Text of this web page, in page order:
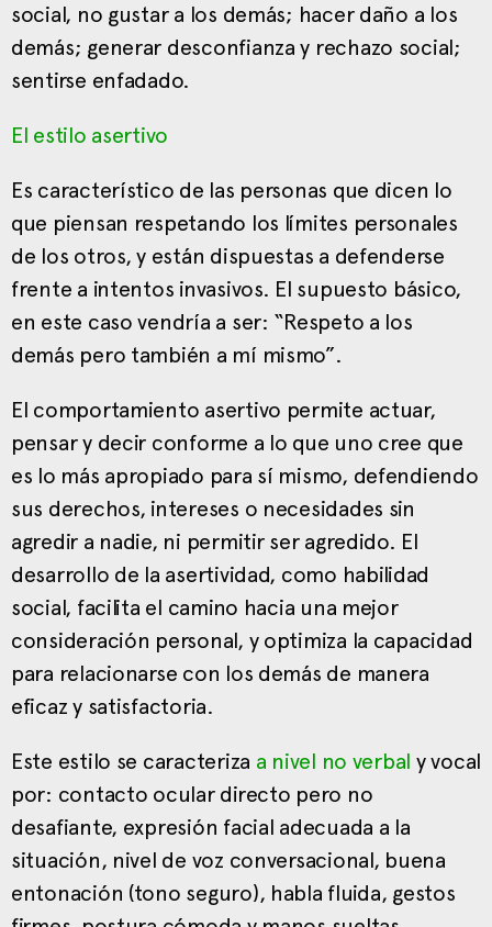
social, no gustar a los demás; hacer daño a los
demás; generar desconfianza y rechazo social;
sentirse enfadado.
El estilo asertivo
Es característico de las personas que dicen lo
que piensan respetando los límites personales
de los otros, y están dispuestas a defenderse
frente a intentos invasivos. El supuesto básico,
en este caso vendría a ser: “Respeto a los
demás pero también a mí mismo”.
El comportamiento asertivo permite actuar,
pensar y decir conforme a lo que uno cree que
es lo más apropiado para sí mismo, defendiendo
sus derechos, intereses o necesidades sin
agredir a nadie, ni permitir ser agredido. El
desarrollo de la asertividad, como habilidad
social, facilita el camino hacia una mejor
consideración personal, y optimiza la capacidad
para relacionarse con los demás de manera
eficaz y satisfactoria.
Este estilo se caracteriza a nivel no verbal y vocal
por: contacto ocular directo pero no
desafiante, expresión facial adecuada a la
situación, nivel de voz conversacional, buena
entonación (tono seguro), habla fluida, gestos